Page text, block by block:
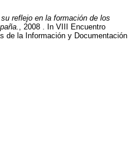
reflejo en la formación de los
, 2008 . In VIII Encuentro
de la Información y Documentación